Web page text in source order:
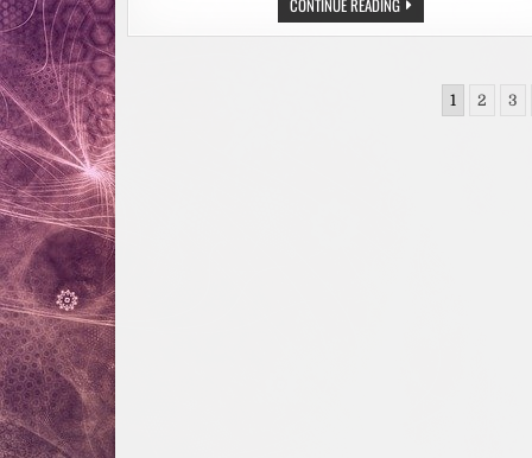
EBOLA-
NOTHILFE
BEREIT
PLÖTZLICH
VERSCHWAND
BETREFFZEILE
Seitennummerierung1 2 3